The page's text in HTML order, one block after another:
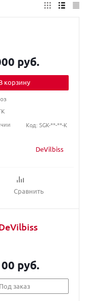
DeVilbiss
Сравнить
руб.
корзину
Код: SGK-**-**-K
руб.
Под заказ